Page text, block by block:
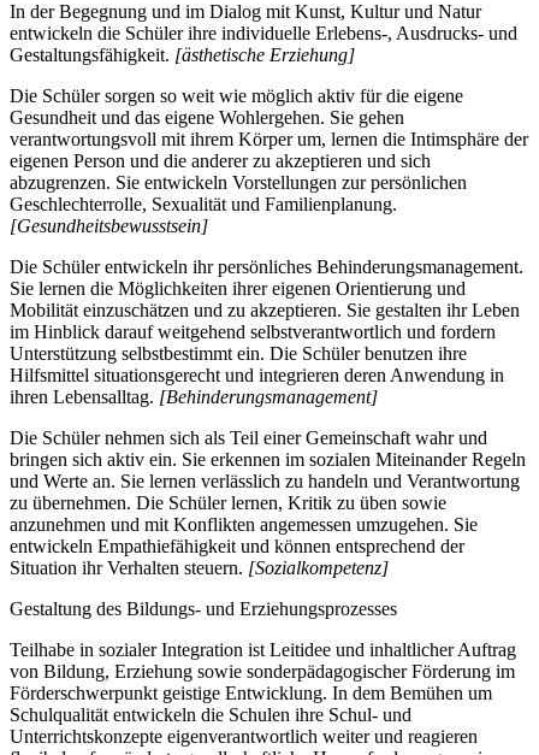
In der Begegnung und im Dialog mit Kunst, Kultur und Natur
entwickeln die Schüler ihre individuelle Erlebens-, Ausdrucks- und
Gestaltungsfähigkeit. [ästhetische Erziehung]
Die Schüler sorgen so weit wie möglich aktiv für die eigene
Gesundheit und das eigene Wohlergehen. Sie gehen
verantwortungsvoll mit ihrem Körper um, lernen die Intimsphäre der
eigenen Person und die anderer zu akzeptieren und sich
abzugrenzen. Sie entwickeln Vorstellungen zur persönlichen
Geschlechterrolle, Sexualität und Familienplanung.
[Gesundheitsbewusstsein]
Die Schüler entwickeln ihr persönliches Behinderungsmanagement.
Sie lernen die Möglichkeiten ihrer eigenen Orientierung und
Mobilität einzuschätzen und zu akzeptieren. Sie gestalten ihr Leben
im Hinblick darauf weitgehend selbstverantwortlich und fordern
Unterstützung selbstbestimmt ein. Die Schüler benutzen ihre
Hilfsmittel situationsgerecht und integrieren deren Anwendung in
ihren Lebensalltag. [Behinderungsmanagement]
Die Schüler nehmen sich als Teil einer Gemeinschaft wahr und
bringen sich aktiv ein. Sie erkennen im sozialen Miteinander Regeln
und Werte an. Sie lernen verlässlich zu handeln und Verantwortung
zu übernehmen. Die Schüler lernen, Kritik zu üben sowie
anzunehmen und mit Konflikten angemessen umzugehen. Sie
entwickeln Empathiefähigkeit und können entsprechend der
Situation ihr Verhalten steuern. [Sozialkompetenz]
Gestaltung des Bildungs- und Erziehungsprozesses
Teilhabe in sozialer Integration ist Leitidee und inhaltlicher Auftrag
von Bildung, Erziehung sowie sonderpädagogischer Förderung im
Förderschwerpunkt geistige Entwicklung. In dem Bemühen um
Schulqualität entwickeln die Schulen ihre Schul- und
Unterrichtskonzepte eigenverantwortlich weiter und reagieren